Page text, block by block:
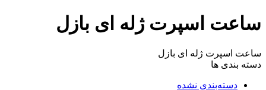
ساعت اسپرت ژله ای بازل
ساعت اسپرت ژله ای بازل
دسته بندی ها
دسته‌بندی نشده